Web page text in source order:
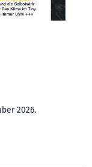
2026.